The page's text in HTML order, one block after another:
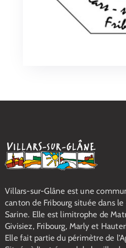
Villars-sur-Glâne est une
canton de Fribourg située dans
Sarine. Elle est limitrophe de
Givisiez, Fribourg, Marly et
Elle fait partie du périmètre de